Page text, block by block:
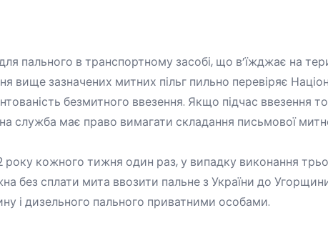
пального в транспортному засобі, що в’їжджає на
вище зазначених митних пільг пильно перевіряє
безмитного ввезення. Якщо підчас
служба має право вимагати складання письмової
року кожного тижня один раз, у випадку виконання
без сплати мита ввозити пальне з України до
і дизельного пального приватними особами.